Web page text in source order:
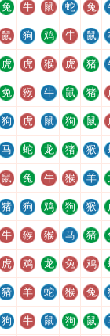
兔 牛 鼠 蛇 兔
鼠 狗 鸡 牛 鼠
虎 虎 猴 虎 猪
兔 猴 牛 鼠 猪
狗 虎 鼠 狗 鼠
马 蛇 龙 猪 猴
鼠 兔 牛 猴 羊
猪 狗 鸡 狗 猴
牛 猴 猴 马 猪
虎 鸡 龙 兔 鸡
猪 羊 蛇 猴 兔
狗 牛 鼠 狗 鼠